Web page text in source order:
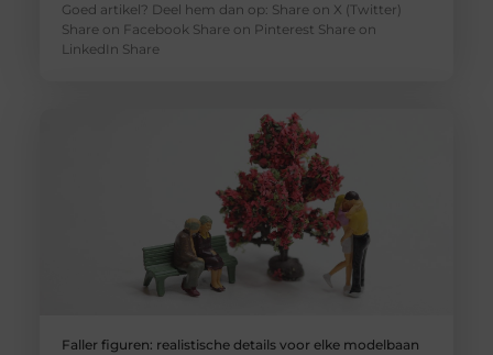
Goed artikel? Deel hem dan op: Share on X (Twitter)
Share on Facebook Share on Pinterest Share on
LinkedIn Share
Faller figuren: realistische details voor elke modelbaan